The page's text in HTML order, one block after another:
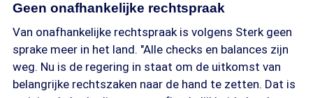
Geen onafhankelijke rechtspraak
Van onafhankelijke rechtspraak is volgens Sterk geen
sprake meer in het land. "Alle checks en balances zijn
weg. Nu is de regering in staat om de uitkomst van
belangrijke rechtszaken naar de hand te zetten. Dat is